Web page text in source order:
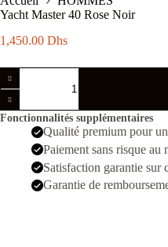
Yacht Master 40 Rose Noir
1,450.00 Dhs
de
Yacht
Master
Fonctionnalités supplémentaires
Qualité premium pour
Paiement sans risque
Satisfaction garantie sur
Garantie de